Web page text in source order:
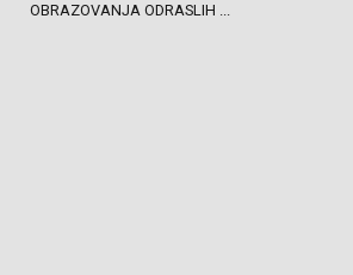
OBRAZOVANJA ODRASLIH ...